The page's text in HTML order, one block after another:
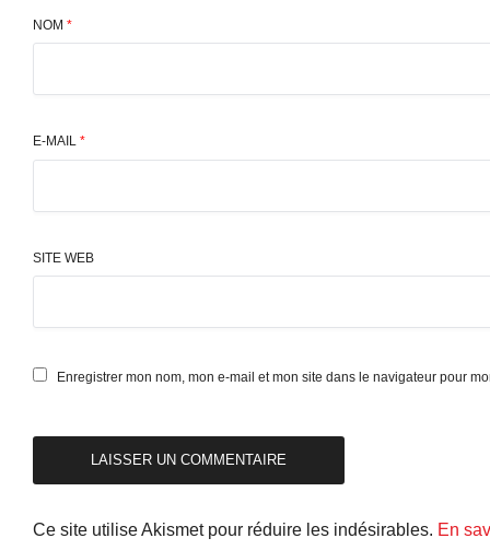
NOM *
E-MAIL *
SITE WEB
Enregistrer mon nom, mon e-mail et mon site dans le navigateur pour
Ce site utilise Akismet pour réduire les indésirables. En